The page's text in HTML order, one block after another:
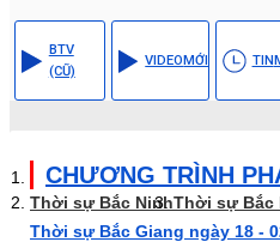
BTV
(CŨ)
VIDEOMỚI TIN
CHƯƠNG TRÌNH
Thời sự Bắc NinhThời sự Bắc
Thời sự Bắc Giang ngày 18 -